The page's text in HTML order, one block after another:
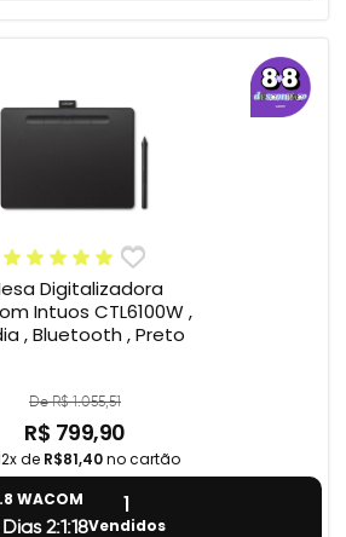
Digitalizadora
Intuos CTL6100W ,
, Bluetooth , Preto
De R$ 1.055,51
R$ 799,90
de R$81,40no cartão
WACOM
2:1:17
1
Vendidos